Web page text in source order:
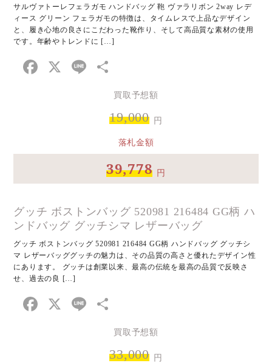
サルヴァトーレフェラガモ ハンドバッグ 鞄 ヴァラリボン 2way レデ
ィース グリーン フェラガモの特徴は、タイムレスで上品なデザイン
と、履き心地の良さにこだわった靴作り、そして高品質な素材の使用
です。年齢やトレンドに […]
Facebook
X Line
有
買取予想額
19,000 円
落札金額
39,778 円
グッチ ボストンバッグ 520981 216484 GG柄 ハ
ンドバッグ グッチシマ レザーバッグ
グッチ ボストンバッグ 520981 216484 GG柄 ハンドバッグ グッチシ
マ レザーバッググッチの魅力は、その品質の高さと優れたデザイン性
にあります。 グッチは創業以来、最高の伝統を最高の品質で反映さ
せ、過去の良 […]
Facebook
X Line
有
買取予想額
33,000 円